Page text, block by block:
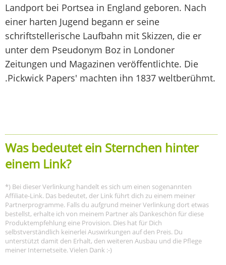
Landport bei Portsea in England geboren. Nach
einer harten Jugend begann er seine
schriftstellerische Laufbahn mit Skizzen, die er
unter dem Pseudonym Boz in Londoner
Zeitungen und Magazinen veröffentlichte. Die
.Pickwick Papers' machten ihn 1837 weltberühmt.
Was bedeutet ein Sternchen hinter
einem Link?
*) Bei dieser Verlinkung handelt es sich um einen sogenannten
Affiliate-Link. Das bedeutet, der Link führt dich zu einem meiner
Partnerprogramme. Falls du aufgrund meiner Verlinkung dort etwas
bestellst, erhalte ich von meinem Partner als Dankeschön für diese
Produktempfehlung eine Provision. Dies hat für Dich
selbstverständlich keinerlei Auswirkungen auf den Preis. Du
unterstützt damit den Erhalt, den weiteren Ausbau und die Pflege
meiner Internetseite. Vielen Dank :-)